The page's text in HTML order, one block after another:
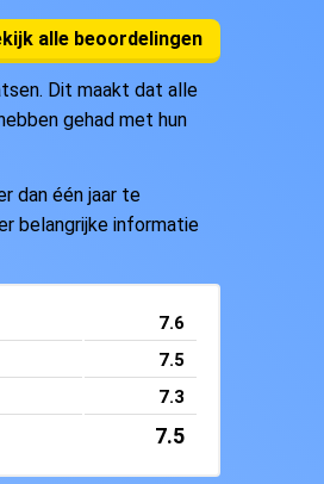
alle beoordelingen
Dit maakt dat alle
gehad met hun
dan één jaar te
belangrijke informatie
7.6
7.5
7.3
7.5